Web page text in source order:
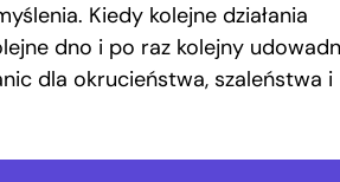
Kiedy kolejne działania
dno i po raz kolejny
dla okrucieństwa, szaleństwa i